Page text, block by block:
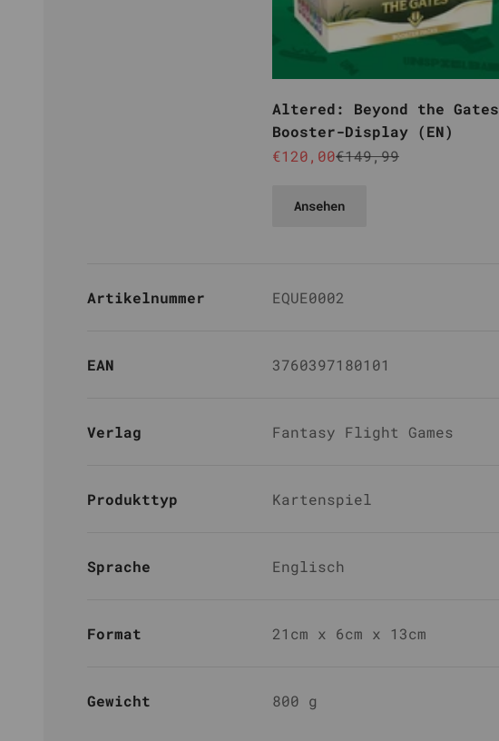
Altered: Beyond the Gates
Booster-Display (EN)
Angebot
€120,00Regulärer Preis
€149,99
Ansehen
Artikelnummer EQUE0002
EAN 3760397180101
Verlag Fantasy Flight Games
Produkttyp Kartenspiel
Sprache Englisch
Format 21cm x 6cm x 13cm
Gewicht 800 g